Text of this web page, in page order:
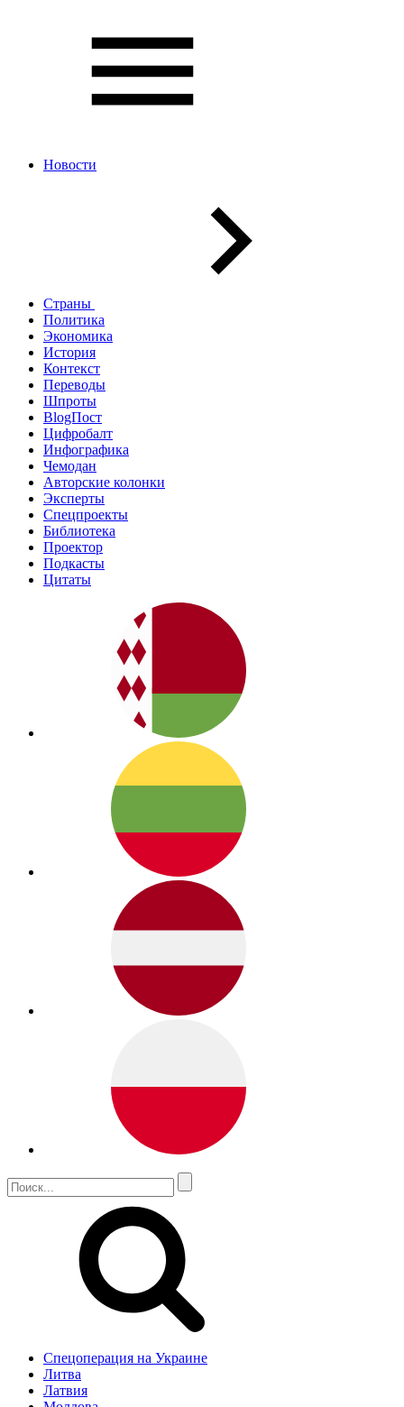
Новости
Страны
Политика
Экономика
История
Контекст
Переводы
Шпроты
BlogПост
Цифробалт
Инфографика
Чемодан
Авторские колонки
Эксперты
Спецпроекты
Библиотека
Проектор
Подкасты
Цитаты
Спецоперация на Украине
Литва
Латвия